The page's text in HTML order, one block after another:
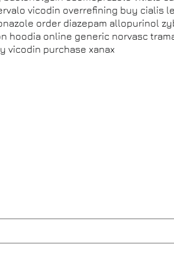
vicodin overrefining buy cialis
order diazepam allopurinol
hoodia online generic norvasc
vicodin purchase xanax